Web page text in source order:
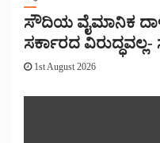
ಸೌದಿಯ ವೈಮಾನಿಕ
ಸರ್ಕಾರದ
1st August 2026